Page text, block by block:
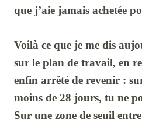
que j’aie jamais achetée
Voilà ce que je me dis
sur le plan de travail, en
enfin arrêté de revenir :
moins de 28 jours, tu ne
Sur une zone de seuil